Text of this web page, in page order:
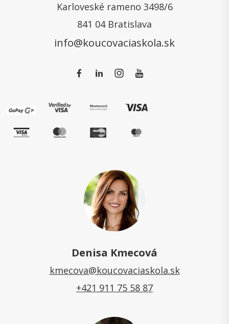
Karloveské rameno 3498/6
841 04 Bratislava
info@koucovaciaskola.sk
Denisa Kmecová
kmecova@koucovaciaskola.sk
+421 911 75 58 87